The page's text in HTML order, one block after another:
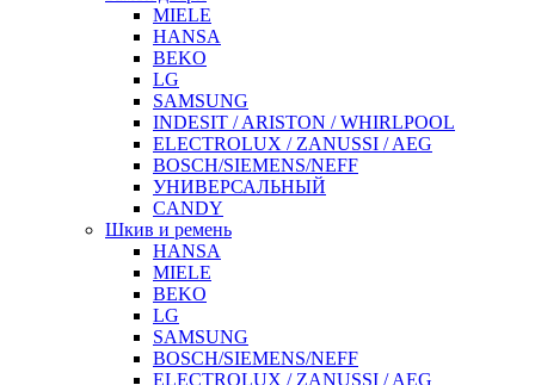
MIELE
HANSA
BEKO
LG
SAMSUNG
INDESIT / ARISTON / WHIRLPOOL
ELECTROLUX / ZANUSSI / AEG
BOSCH/SIEMENS/NEFF
УНИВЕРСАЛЬНЫЙ
CANDY
Шкив и ремень
HANSA
MIELE
BEKO
LG
SAMSUNG
BOSCH/SIEMENS/NEFF
ELECTROLUX / ZANUSSI / AEG